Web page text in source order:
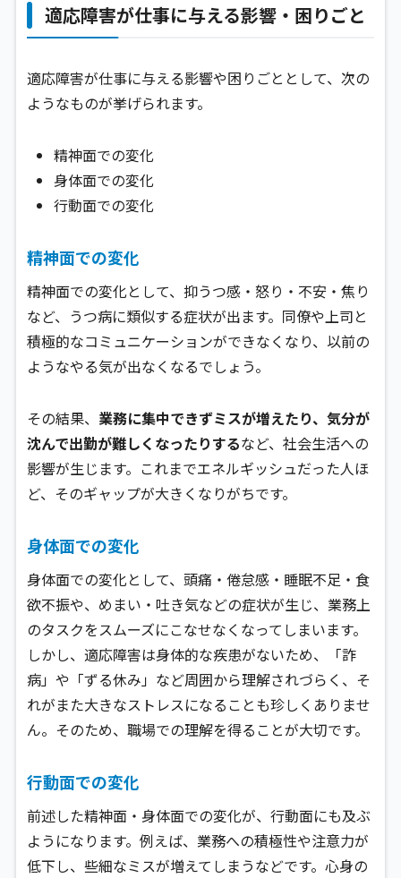
適応障害が仕事に与える影響・困りごと
適応障害が仕事に与える影響や困りごととして、次の
ようなものが挙げられます。
精神面での変化
身体面での変化
行動面での変化
精神面での変化
精神面での変化として、抑うつ感・怒り・不安・焦り
など、うつ病に類似する症状が出ます。同僚や上司と
積極的なコミュニケーションができなくなり、以前の
ようなやる気が出なくなるでしょう。
その結果、 業務に集中できずミスが増えたり、気分が
沈んで出勤が難しくなったりするなど、社会生活への
影響が生じます。これまでエネルギッシュだった人ほ
ど、そのギャップが大きくなりがちです。
身体面での変化
身体面での変化として、頭痛・倦怠感・睡眠不足・食
欲不振や、めまい・吐き気などの症状が生じ、業務上
のタスクをスムーズにこなせなくなってしまいます。
しかし、適応障害は身体的な疾患がないため、「詐
病」や「ずる休み」など周囲から理解されづらく、そ
れがまた大きなストレスになることも珍しくありませ
ん。そのため、職場での理解を得ることが大切です。
行動面での変化
前述した精神面・身体面での変化が、行動面にも及ぶ
ようになります。例えば、業務への積極性や注意力が
低下し、些細なミスが増えてしまうなどです。心身の